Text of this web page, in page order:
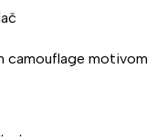
camouflage motivom